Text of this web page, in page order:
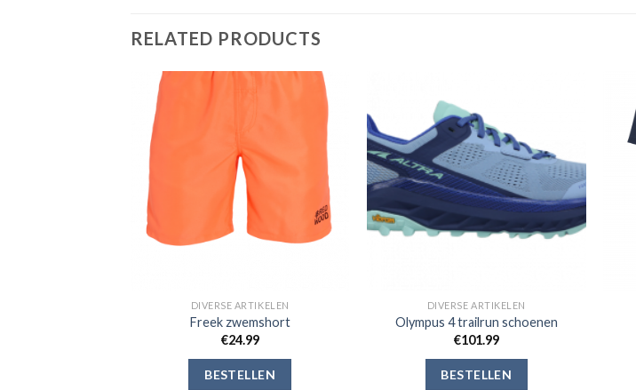
RELATED PRODUCTS
Toevoegen
verlanglijst
DIVERSE ARTIKELEN
Freek zwemshort
€24.99
BESTELLEN
verlanglijst
DIVERSE ARTIKELEN
Olympus 4 trailrun schoenen
€101.99
BESTELLEN